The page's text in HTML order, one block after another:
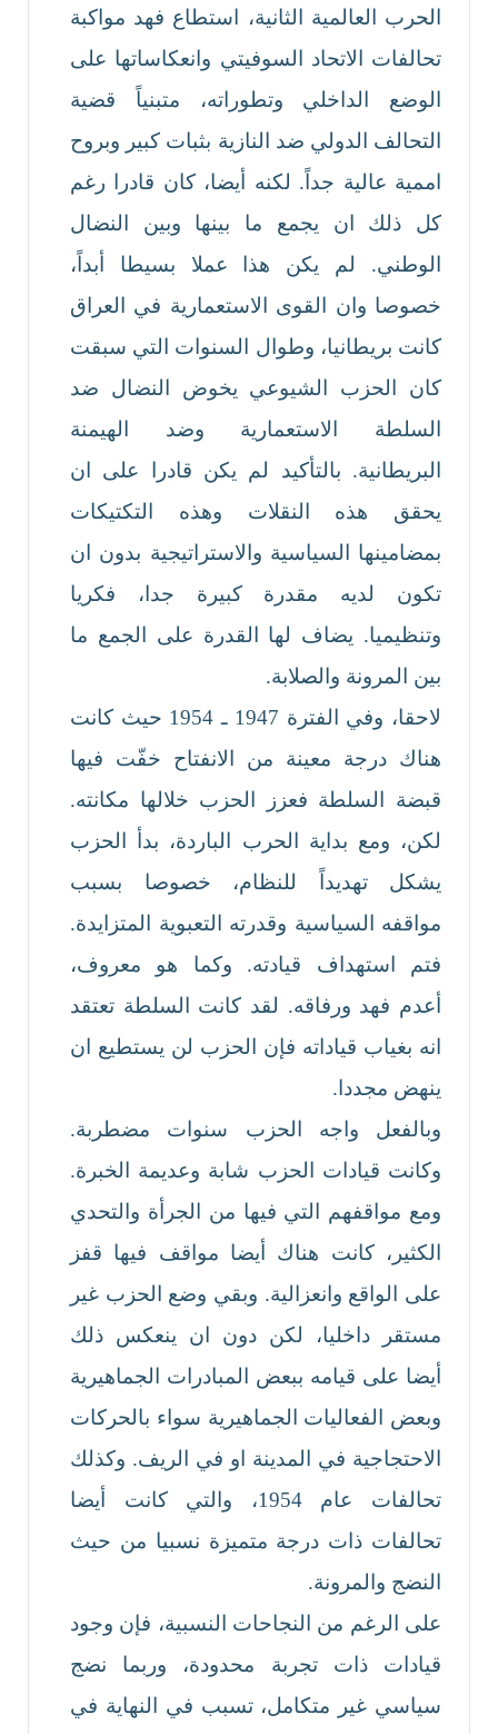
الحرب العالمية الثانية، استطاع فهد مواكبة
تحالفات الاتحاد السوفيتي وانعكاساتها على
الوضع الداخلي وتطوراته، متبنياً قضية
التحالف الدولي ضد النازية بثبات كبير وبروح
اممية عالية جداً. لكنه أيضا، كان قادرا رغم
كل ذلك ان يجمع ما بينها وبين النضال
الوطني. لم يكن هذا عملا بسيطا أبداً،
خصوصا وان القوى الاستعمارية في العراق
كانت بريطانيا، وطوال السنوات التي سبقت
كان الحزب الشيوعي يخوض النضال ضد
السلطة الاستعمارية وضد الهيمنة
البريطانية. بالتأكيد لم يكن قادرا على ان
يحقق هذه النقلات وهذه التكتيكات
بمضامينها السياسية والاستراتيجية بدون ان
تكون لديه مقدرة كبيرة جدا، فكريا
وتنظيميا. يضاف لها القدرة على الجمع ما
بين المرونة والصلابة.
لاحقا، وفي الفترة 1947 ـ 1954 حيث كانت
هناك درجة معينة من الانفتاح خفّت فيها
قبضة السلطة فعزز الحزب خلالها مكانته.
لكن، ومع بداية الحرب الباردة، بدأ الحزب
يشكل تهديداً للنظام، خصوصا بسبب
مواقفه السياسية وقدرته التعبوية المتزايدة.
فتم استهداف قيادته. وكما هو معروف،
أعدم فهد ورفاقه. لقد كانت السلطة تعتقد
انه بغياب قياداته فإن الحزب لن يستطيع ان
ينهض مجددا.
وبالفعل واجه الحزب سنوات مضطربة.
وكانت قيادات الحزب شابة وعديمة الخبرة.
ومع مواقفهم التي فيها من الجرأة والتحدي
الكثير، كانت هناك أيضا مواقف فيها قفز
على الواقع وانعزالية. وبقي وضع الحزب غير
مستقر داخليا، لكن دون ان ينعكس ذلك
أيضا على قيامه ببعض المبادرات الجماهيرية
وبعض الفعاليات الجماهيرية سواء بالحركات
الاحتجاجية في المدينة او في الريف. وكذلك
تحالفات عام 1954، والتي كانت أيضا
تحالفات ذات درجة متميزة نسبيا من حيث
النضج والمرونة.
على الرغم من النجاحات النسبية، فإن وجود
قيادات ذات تجربة محدودة، وربما نضج
سياسي غير متكامل، تسبب في النهاية في